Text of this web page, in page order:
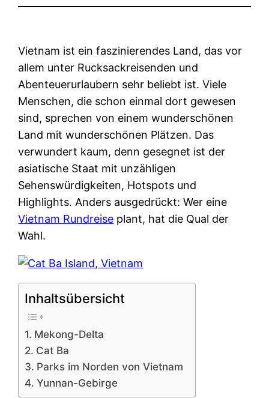
Vietnam ist ein faszinierendes Land, das vor
allem unter Rucksackreisenden und
Abenteuerurlaubern sehr beliebt ist. Viele
Menschen, die schon einmal dort gewesen
sind, sprechen von einem wunderschönen
Land mit wunderschönen Plätzen. Das
verwundert kaum, denn gesegnet ist der
asiatische Staat mit unzähligen
Sehenswürdigkeiten, Hotspots und
Highlights. Anders ausgedrückt: Wer eine
Vietnam Rundreise plant, hat die Qual der
Wahl.
Inhaltsübersicht
Mekong-Delta
Cat Ba
Parks im Norden von Vietnam
Yunnan-Gebirge